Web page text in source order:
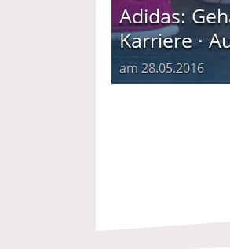
Adidas:
Karriere ·
am 28.05.2016